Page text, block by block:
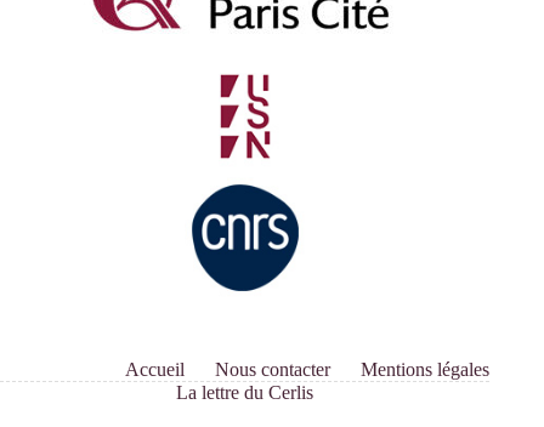
Accueil Nous contacter
Mentions légales
La lettre du Cerlis